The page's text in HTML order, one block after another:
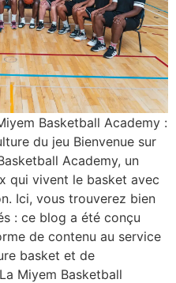
Basketball Academy :
du jeu Bienvenue sur
Academy, un
qui vivent le basket avec
Ici, vous trouverez bien
: ce blog a été conçu
de contenu au service
basket et de
Miyem Basketball